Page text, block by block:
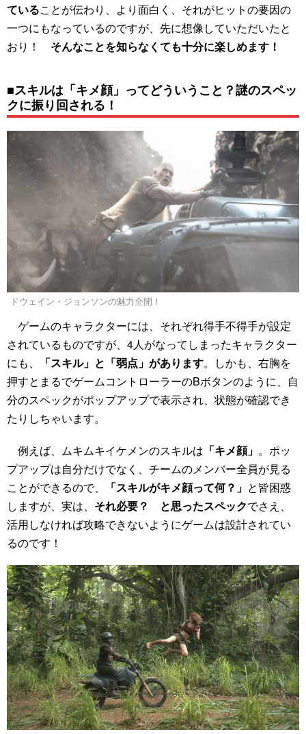
ていることが伝わり、より面白く、それがヒットの要因の
一つにもなっているのですが、先に想像していただいたと
おり！ そんなことを知らなくても十分に楽しめます！
■スキルは「キメ顔」ってどういうこと？謎のスペッ
クに振り回される！
ドウェイン・ジョンソンの魅力全開！
ゲームのキャラクターには、それぞれ得手不得手が設定
されているものですが、4人がなってしまったキャラクター
にも、
「スキル」と「弱点」があります。しかも、右胸を
押すとまるでゲームコントローラーのBボタンのように、自
分のスペックがポップアップで表示され、状態が確認でき
たりしちゃいます。
例えば、ムキムキイケメンのスキルは 「キメ顔」 。ポッ
プアップは自分だけでなく、チームのメンバー全員が見る
ことができるので、
「スキルがキメ顔って何？」 と皆困惑
しますが、実は、 それ必要？ と思ったスペックでさえ、
活用しなければ攻略できないようにゲームは設計されてい
るのです！